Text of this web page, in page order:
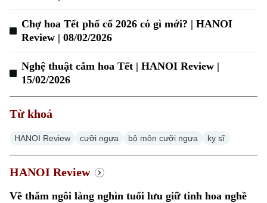
Thời sự
Chợ hoa Tết phố cổ 2026 có gì mới? | HANOI
Review | 08/02/2026
Nghệ thuật cắm hoa Tết | HANOI Review |
15/02/2026
Từ khoá
HANOI Review cưỡi ngựa bộ môn cưỡi ngựa kỵ sĩ
HANOI Review
Về thăm ngôi làng nghìn tuổi lưu giữ tinh hoa nghề